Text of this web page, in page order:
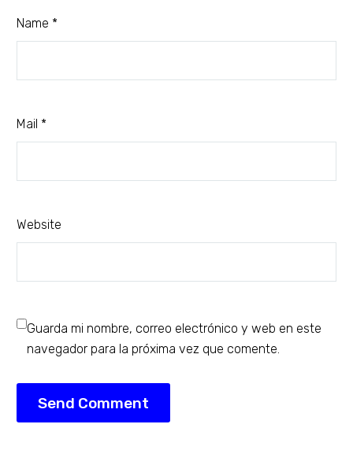
Name *
Mail *
Website
Guarda mi nombre, correo electrónico y web en este
navegador para la próxima vez que comente.
Send Comment